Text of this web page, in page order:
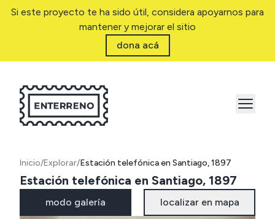
Si este proyecto te ha sido útil, considera apoyarnos para
mantener y mejorar el sitio
dona acá
Inicio/Explorar/Estación telefónica en Santiago, 1897
Estación telefónica en Santiago, 1897
modo galería localizar en mapa